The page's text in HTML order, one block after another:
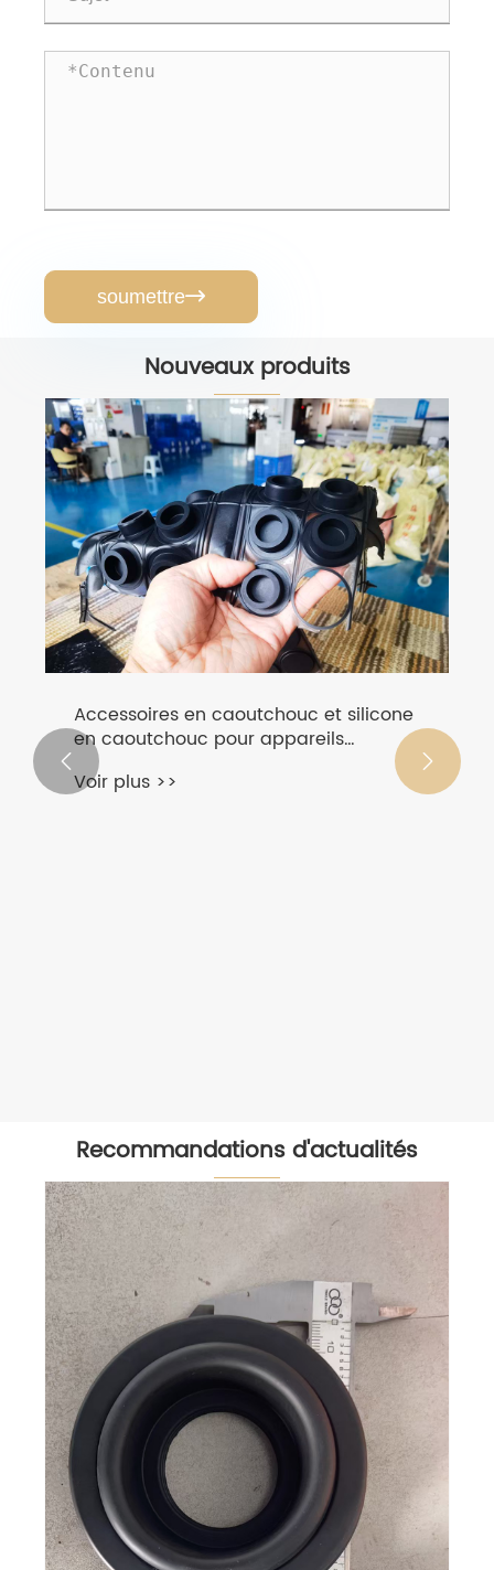
soumettre
Nouveaux produits
Accessoires en caoutchouc et silicone
en caoutchouc pour appareils
industriels et ménagers personnalisés
Voir plus >>
 
Recommandations d'actualités